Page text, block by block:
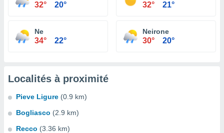
32° 20° 32° 21°
Ne
34° 22°
Neirone
30° 20°
Localités à proximité
Pieve Ligure (0.9 km)
Bogliasco (2.9 km)
Recco (3.36 km)